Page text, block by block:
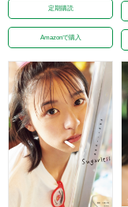
定期購読
Amazonで購入